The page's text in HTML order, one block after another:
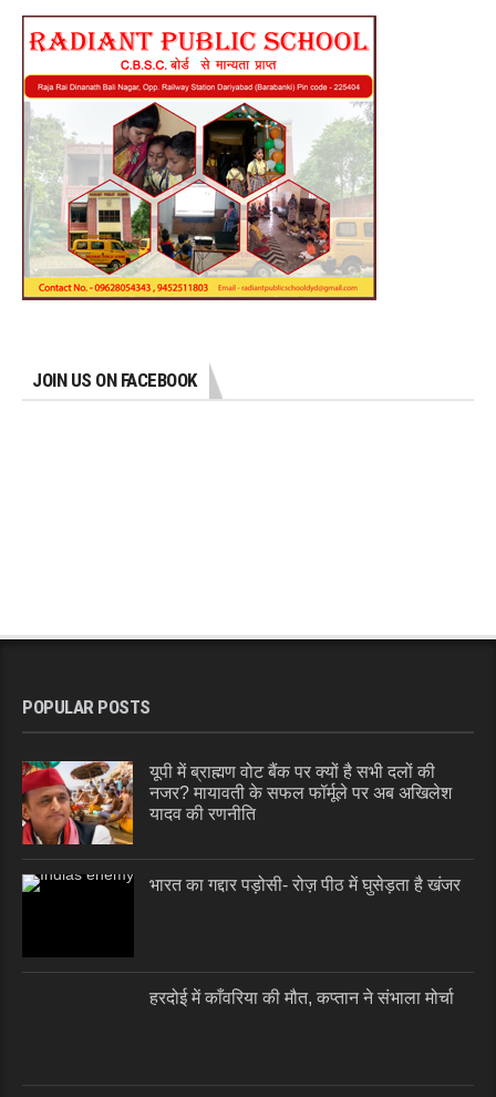
JOIN US ON FACEBOOK
POPULAR POSTS
यूपी में ब्राह्मण वोट बैंक पर क्यों है सभी दलों की
नजर? मायावती के सफल फॉर्मूले पर अब अखिलेश
यादव की रणनीति
भारत का गद्दार पड़ोसी- रोज़ पीठ में घुसेड़ता है खंजर
हरदोई में काँवरिया की मौत, कप्तान ने संभाला मोर्चा